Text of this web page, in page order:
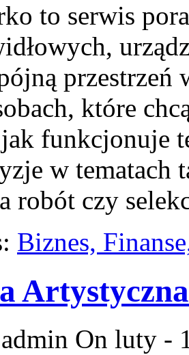
to serwis
przestrzeń
które
funkcjonuje
w tematach
robót czy
Biznes,
On luty -